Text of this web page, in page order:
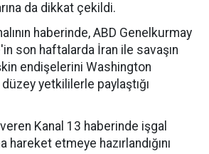
da dikkat çekildi.
haberinde, ABD Genelkurmay
son haftalarda İran ile savaşın
endişelerini Washington
yetkililerle paylaştığı
Kanal 13 haberinde işgal
hareket etmeye hazırlandığını